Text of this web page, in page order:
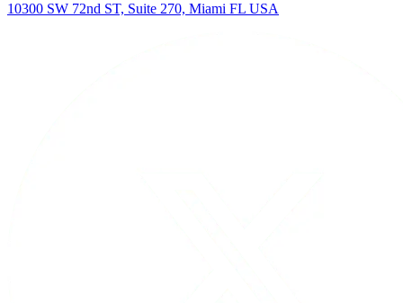
10300 SW 72nd ST, Suite 270, Miami FL USA